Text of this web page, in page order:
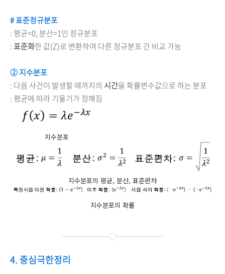
# 표준정규분포
: 평균=0, 분산=1인 정규분포
: 표준화한 값(Z)로 변환하여 다른 정규분포 간 비교 가능
② 지수분포
: 다음 사건이 발생할 때까지의 시간을 확률변수값으로 하는 분포
: 평균에 따라 기울기가 정해짐
지수분포
지수분포의 평균, 분산, 표준편차
지수분포의 확률
4. 중심극한정리